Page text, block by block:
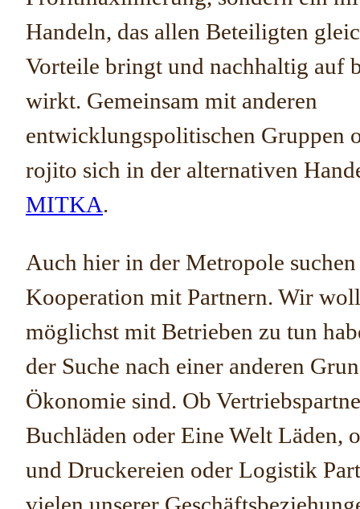
Handeln, das allen Beteiligten
Vorteile bringt und nachhaltig auf
wirkt. Gemeinsam mit anderen
entwicklungspolitischen Gruppen
rojito sich in der alternativen
MITKA.
Auch hier in der Metropole
Kooperation mit Partnern. Wir
möglichst mit Betrieben zu tun
der Suche nach einer anderen
Ökonomie sind. Ob
Buchläden oder Eine Welt Läden,
und Druckereien oder Logistik